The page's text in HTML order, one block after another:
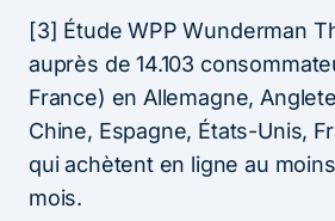
[3] Étude WPP Wunderman
auprès de 14.103
France) en Allemagne,
Chine, Espagne, États-Unis,
qui achètent en ligne au
mois.